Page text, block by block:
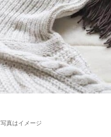
写真はイメージ